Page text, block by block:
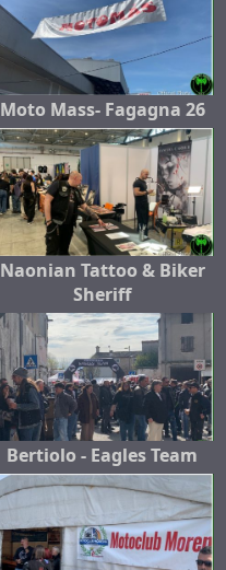
Moto Mass- Fagagna 26
Naonian Tattoo & Biker
Sheriff
Bertiolo - Eagles Team